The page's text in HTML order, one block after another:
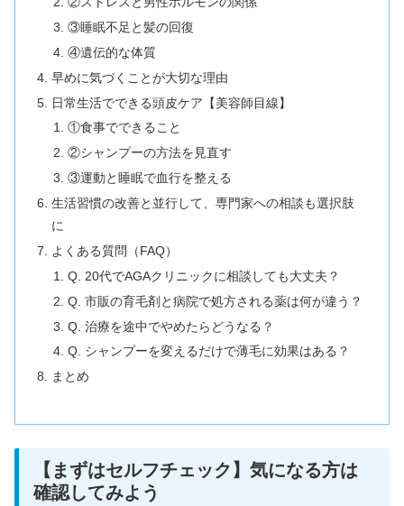
③睡眠不足と髪の回復
④遺伝的な体質
早めに気づくことが大切な理由
日常生活でできる頭皮ケア【美容師目線】
①食事でできること
②シャンプーの方法を見直す
③運動と睡眠で血行を整える
生活習慣の改善と並行して、専門家への相談も選択肢
に
よくある質問（FAQ）
Q. 20代でAGAクリニックに相談しても大丈夫？
Q. 市販の育毛剤と病院で処方される薬は何が違う？
Q. 治療を途中でやめたらどうなる？
Q. シャンプーを変えるだけで薄毛に効果はある？
まとめ
【まずはセルフチェック】気になる方は
確認してみよう